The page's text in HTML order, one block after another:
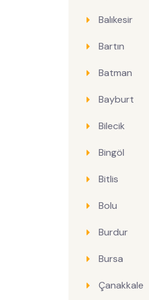
Balıkesir
Bartın
Batman
Bayburt
Bilecik
Bingöl
Bitlis
Bolu
Burdur
Bursa
Çanakkale